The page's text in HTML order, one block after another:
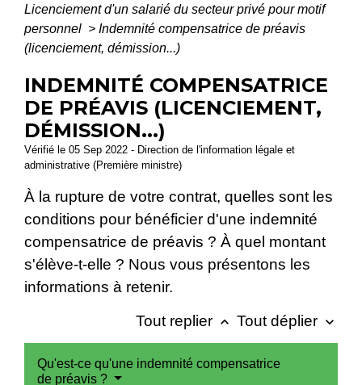
Licenciement d'un salarié du secteur privé pour motif
personnel > Indemnité compensatrice de préavis
(licenciement, démission...)
INDEMNITÉ COMPENSATRICE
DE PRÉAVIS (LICENCIEMENT,
DÉMISSION...)
Vérifié le 05 Sep 2022 - Direction de l'information légale et
administrative (Première ministre)
À la rupture de votre contrat, quelles sont les
conditions pour bénéficier d'une indemnité
compensatrice de préavis ? À quel montant
s'élève-t-elle ? Nous vous présentons les
informations à retenir.
Tout replier keyboard_arrow_up Tout déplier keyboard_arrow_down
Qu'est-ce qu'une indemnité compensatrice
de préavis ?